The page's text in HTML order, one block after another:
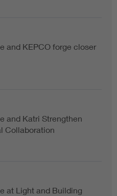
and KEPCO forge closer
and Katri Strengthen
Collaboration
at Light and Building